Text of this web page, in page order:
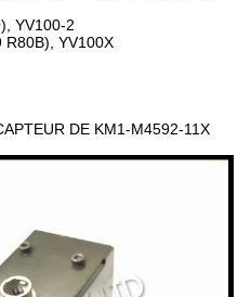
YV100-2
R80B), YV100X
DE KM1-M4592-11X